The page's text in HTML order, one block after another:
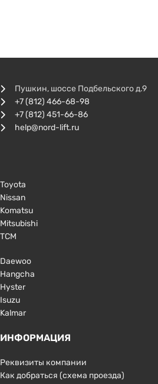
Пушкин, шоссе Подбельского д.9
+7 (812) 466-68-98
+7 (812) 451-66-86
help@nord-lift.ru
Toyota
Nissan
Komatsu
Mitsubishi
TCM
Daewoo
Hangcha
Hyster
Isuzu
Kalmar
ИНФОРМАЦИЯ
Реквизиты компании
Как добраться (схема проезда)